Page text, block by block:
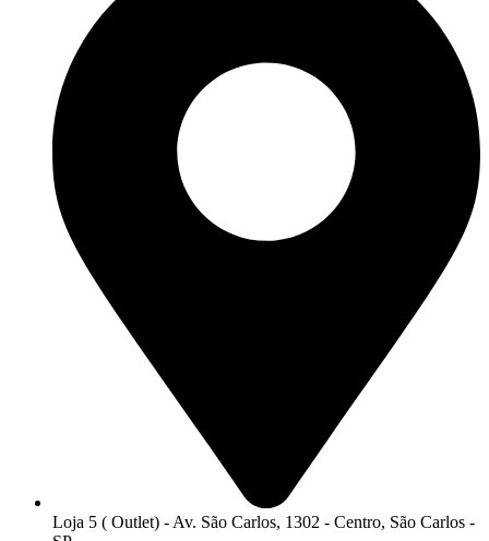
Loja 5 ( Outlet) - Av. São Carlos, 1302 - Centro, São Carlos -